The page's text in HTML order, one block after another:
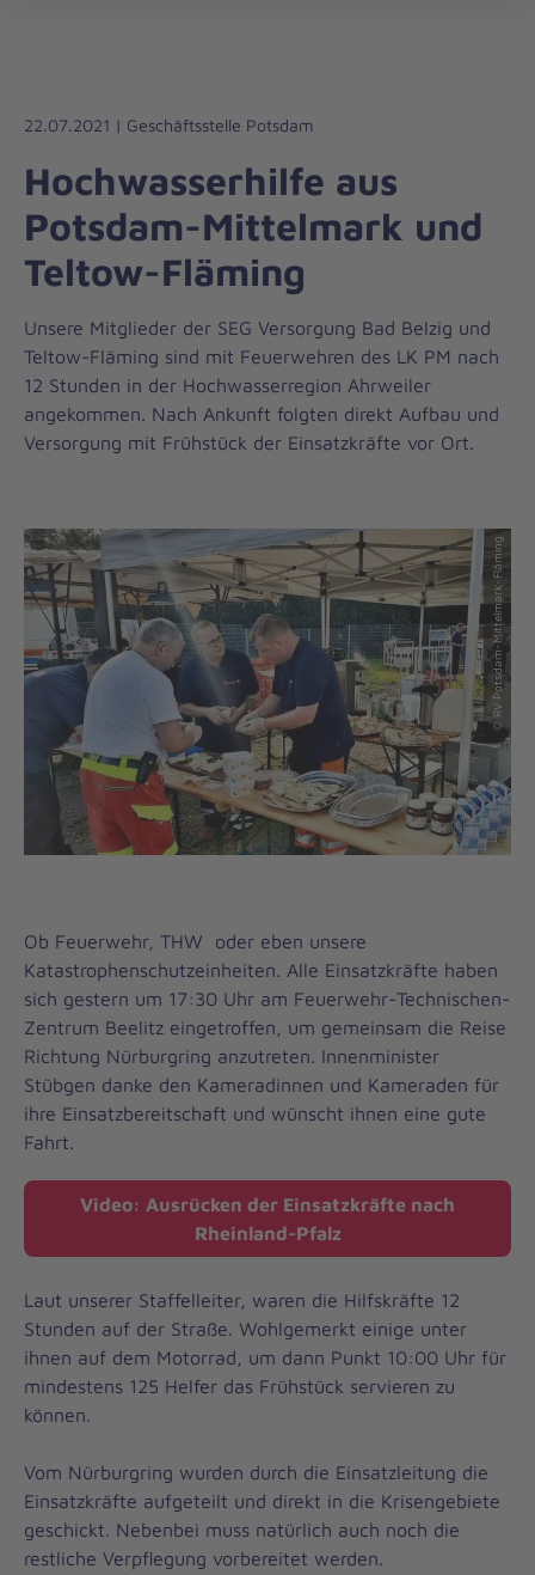
22.07.2021 | Geschäftsstelle Potsdam
Hochwasserhilfe aus
Potsdam-Mittelmark und
Teltow-Fläming
Unsere Mitglieder der SEG Versorgung Bad Belzig und
Teltow-Fläming sind mit Feuerwehren des LK PM nach
12 Stunden in der Hochwasserregion Ahrweiler
angekommen. Nach Ankunft folgten direkt Aufbau und
Versorgung mit Frühstück der Einsatzkräfte vor Ort.
© RV Potsdam-Mittelmark-Fläming
Ob Feuerwehr, THW oder eben unsere
Katastrophenschutzeinheiten. Alle Einsatzkräfte haben
sich gestern um 17:30 Uhr am Feuerwehr-Technischen-
Zentrum Beelitz eingetroffen, um gemeinsam die Reise
Richtung Nürburgring anzutreten. Innenminister
Stübgen danke den Kameradinnen und Kameraden für
ihre Einsatzbereitschaft und wünscht ihnen eine gute
Fahrt.
Video: Ausrücken der Einsatzkräfte nach
Rheinland-Pfalz
Laut unserer Staffelleiter, waren die Hilfskräfte 12
Stunden auf der Straße. Wohlgemerkt einige unter
ihnen auf dem Motorrad, um dann Punkt 10:00 Uhr für
mindestens 125 Helfer das Frühstück servieren zu
können.
Vom Nürburgring wurden durch die Einsatzleitung die
Einsatzkräfte aufgeteilt und direkt in die Krisengebiete
geschickt. Nebenbei muss natürlich auch noch die
restliche Verpflegung vorbereitet werden.